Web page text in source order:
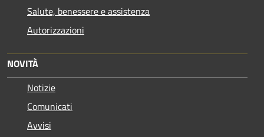
Salute, benessere e assistenza
Autorizzazioni
NOVITÀ
Notizie
Comunicati
Avvisi